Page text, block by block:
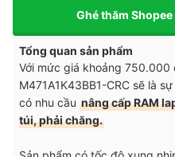
Ghé thăm
Tổng quan sản phẩm
Với mức giá khoảng 750.000
M471A1K43BB1-CRC sẽ là
có nhu cầu nâng cấp RAM
túi, phải chăng.